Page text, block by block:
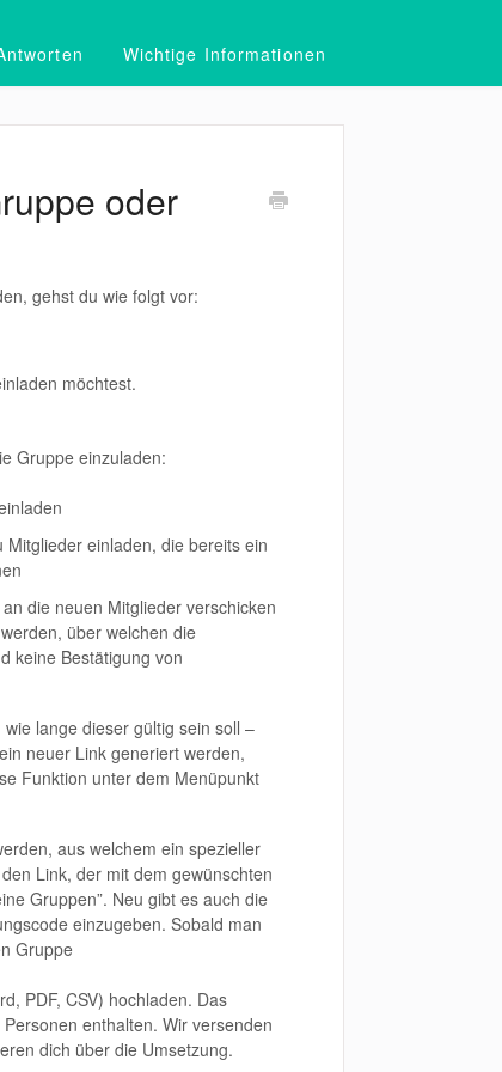
Wichtige Informationen
oder
gehst du wie folgt vor:
möchtest.
Gruppe einzuladen:
Mitglieder einladen, die bereits ein
die neuen Mitglieder verschicken
über welchen die
keine Bestätigung von
lange dieser gültig sein soll –
neuer Link generiert werden,
Funktion unter dem Menüpunkt
aus welchem ein spezieller
Link, der mit dem gewünschten
Gruppen”. Neu gibt es auch die
einzugeben. Sobald man
Gruppe
PDF, CSV) hochladen. Das
enthalten. Wir versenden
dich über die Umsetzung.